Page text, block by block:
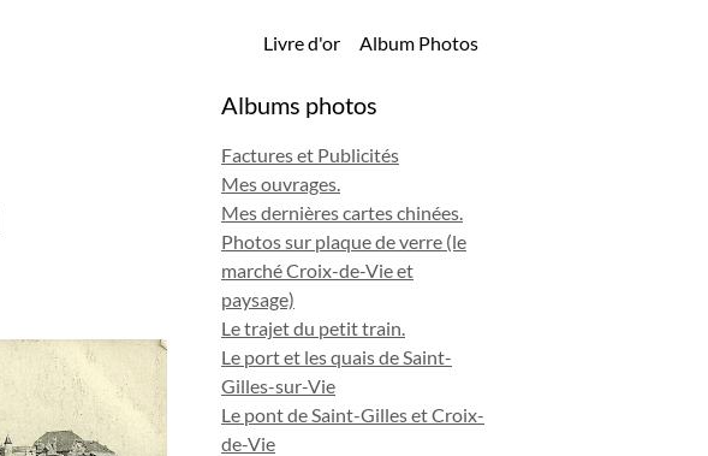
Livre d'or Album Photos
Albums photos
Factures et Publicités
Mes ouvrages.
Mes dernières cartes chinées.
Photos sur plaque de verre (le
marché Croix-de-Vie et
paysage)
Le trajet du petit train.
Le port et les quais de Saint-
Gilles-sur-Vie
Le pont de Saint-Gilles et Croix-
de-Vie